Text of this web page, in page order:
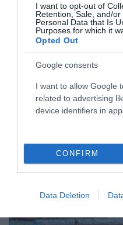
I want to opt-out of
Retention, Sale, and/
Personal Data that Is
Purposes for which it
Opted Out
Google consents
I want to allow Google
related to advertising
device identifiers in
CONFIRM
Data Deletion
είναι κοντά στην
πρωταθλήματος Β'
08.07.2026 ΜΠΑΣΚΕΤ
ΤΕΛΕΥΤΑΙΑ ΝΕΑ